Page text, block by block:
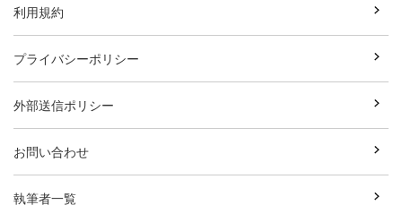
利用規約
プライバシーポリシー
外部送信ポリシー
お問い合わせ
執筆者一覧